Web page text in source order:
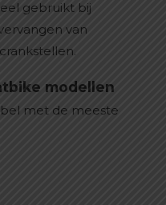
gebruikt bij
van
modellen
met de meeste